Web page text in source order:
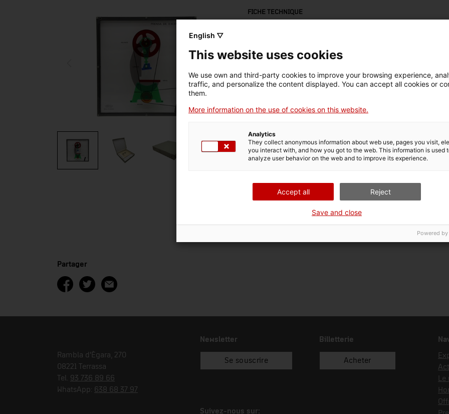
FICHE TECHNIQUE
18226 Dècada de 1960
Matériau
Domaine thématique
Ciència i tècnica
Partager
Rambla d'Ègara, 270
08221 Terrassa
Tel. 93 736 89 66
WhatsApp: 638 68 37 97
Newsletter
Se souscrire
Billetterie
Acheter
Suivez-nous sur:
Le
English ▽
This website uses cookies
We use own and third-party cookies to improve your browsing experience,
traffic, and personalize the content displayed. You can accept all cookies or
them.
More information on the use of cookies on this website.
Analytics
They collect anonymous information about web use, pages you visit,
you interact with, and how you got to the web. This information is used
analyze user behavior on the web and to improve its experience.
Accept all Reject
Save and close
Powered by